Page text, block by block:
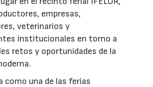
empresas,
veterinarios y
institucionales en torno a
retos y oportunidades de la
como una de las ferias